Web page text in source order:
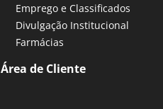
Emprego e Classificados
Divulgação Institucional
Farmácias
Área de Cliente